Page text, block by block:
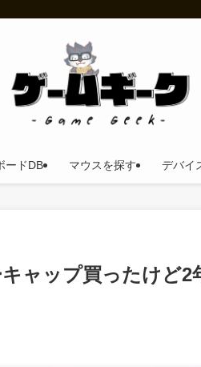
ードDB マウスを探す デバイ
ャップ買ったけど2